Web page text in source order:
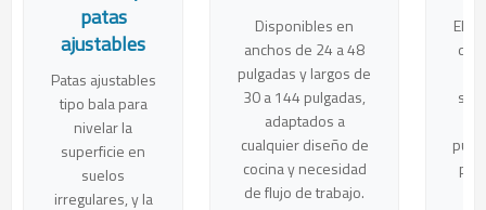
patas
ajustables
Patas ajustables
tipo bala para
nivelar la
superficie en
suelos
irregulares, y la
Disponibles en
anchos de 24 a 48
pulgadas y largos de
30 a 144 pulgadas,
adaptados a
cualquier diseño de
cocina y necesidad
de flujo de trabajo.
Elija
de